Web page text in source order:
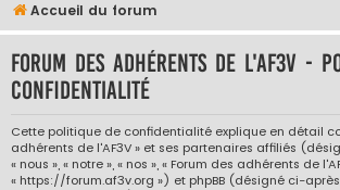
Accueil du forum
Forum des adhérents de l'AF3V -
confidentialité
Cette politique de confidentialité explique en détail
adhérents de l'AF3V » et ses partenaires affiliés
« nous », « notre », « nos », « Forum des adhérents de
« https://forum.af3v.org ») et phpBB (désigné ci-après